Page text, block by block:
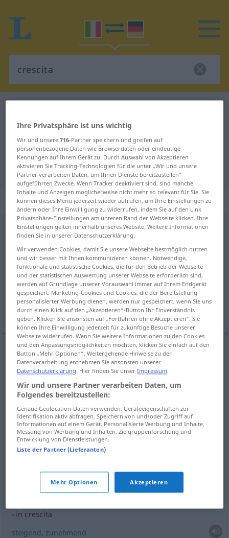
Italienisch-Deutsch Übersetzung
für "crescita"
"crescita" Deutsch Übersetzung
„crescita“: femminile
crescita [ˈkreʃʃita]f
Übersicht aller Übersetzungen
(Für mehr Details die Übersetzung anklicken/antippen)
Wachstum, Wuchs Steigerung
Weitere Beispiele...
Wachstumn crescita
Wuchs m crescita
Steigerungf crescitaaumento
Beispiele
Wirtschaftswachstumn
in crescita
steigend,zunehmend
Ihre Privatsphäre ist uns wichtig
Wir und unsere716-Partner speichern und greifen auf
personenbezogene Daten wie Browserdaten oder eindeutige
Kennungen auf Ihrem Gerät zu. Durch Auswahl von Akzeptieren
aktivieren Sie Tracking-Technologien für die unter „Wir und unsere
Partner verarbeiten Daten, um Ihnen Dienste bereitzustellen“
aufgeführten Zwecke. Wenn Tracker deaktiviert sind, sind manche
Inhalte und Anzeigen möglicherweise nicht mehr so relevant für Sie. Sie
können dieses Menü jederzeit wieder aufrufen, um Ihre Einstellungen zu
ändern oder Ihre Einwilligung zu widerrufen, indem Sie auf den Link
Privatsphäre-Einstellungen am unteren Rand der Webseite klicken. Ihre
Einstellungen gelten innerhalb unseres Website. Weitere Informationen
finden Sie in unserer Datenschutzerklärung.
Wir verwenden Cookies, damit Sie unsere Webseite bestmöglich nutzen
und wir besser mit Ihnen kommunizieren können. Notwendige,
funktionale und statistische Cookies, die für den Betrieb der Webseite
und der statistischen Auswertung unserer Webseite erforderlich sind,
werden auf Grundlage unserer Vorauswahl immer auf Ihrem Endgerät
gespeichert. Marketing-Cookies und Cookies, die der Bereitstellung
personalisierter Werbung dienen, werden nur gespeichert, wenn Sie uns
durch einen Klick auf den „Akzeptieren“-Button Ihr Einverständnis
geben. Klicken Sie ansonsten auf „Fortfahren ohne Akzeptieren“. Sie
können Ihre Einwilligung jederzeit für zukünftige Besuche unserer
Webseite widerrufen. Wenn Sie weitere Informationen zu den Cookies
und den Anpassungsmöglichkeiten möchten, klicken Sie einfach auf den
Button „Mehr Optionen“. Weitergehende Hinweise zu der
Datenverarbeitung entnehmen Sie ansonsten unserer
Datenschutzerklärung. Hier finden Sie unserImpressum.
Wir und unsere Partner verarbeiten Daten, um
Folgendes bereitzustellen:
Genaue Geolocation-Daten verwenden. Geräteeigenschaften zur
Identifikation aktiv abfragen. Speichern von und/oder Zugriff auf
Informationen auf einem Gerät. Personalisierte Werbung und Inhalte,
Messung von Werbung und Inhalten, Zielgruppenforschung und
Entwicklung von Dienstleistungen.
Liste der Partner (Lieferanten)
Mehr Optionen Akzeptieren